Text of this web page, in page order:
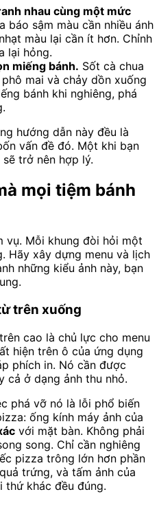
nhau cùng một mức
báo sậm màu cần nhiều ánh
màu lại cần ít hơn. Chỉnh
lại hỏng.
miếng bánh. Sốt cà chua
mai và chảy dồn xuống
bánh khi nghiêng, phá
hướng dẫn này đều là
vấn đề đó. Một khi bạn
trở nên hợp lý.
mọi tiệm bánh
vụ. Mỗi khung đòi hỏi một
Hãy xây dựng menu và lịch
những kiểu ảnh này, bạn
trên xuống
cao là chủ lực cho menu
hiện trên ô của ứng dụng
phích in. Nó cần được
cả ở dạng ảnh thu nhỏ.
phá vỡ nó là lỗi phổ biến
ống kính máy ảnh của
với mặt bàn. Không phải
song. Chỉ cần nghiêng
pizza trông lớn hơn phần
trứng, và tấm ảnh của
thứ khác đều đúng.